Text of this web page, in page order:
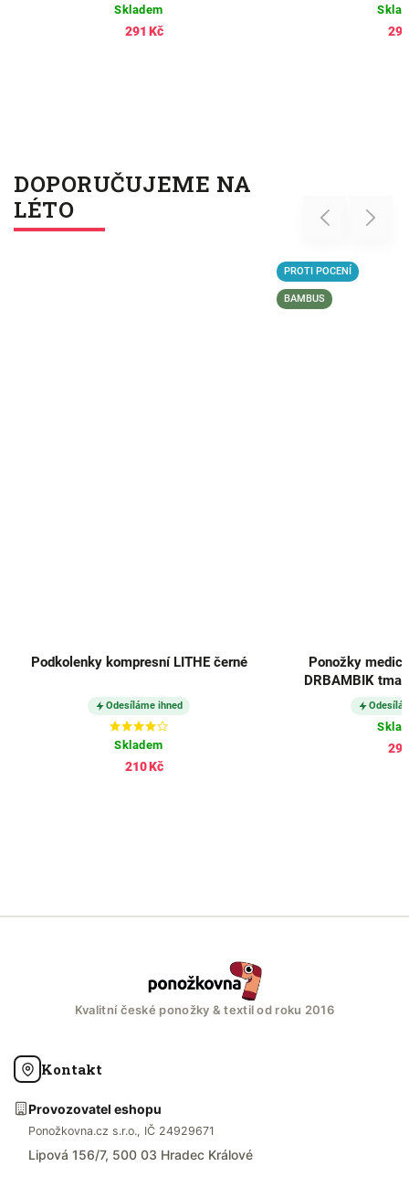
Skladem
291 Kč
DOPORUČUJEME NA
LÉTO
Previous
Podkolenky kompresní LITHE černé
Odesíláme ihned
Skladem
210 Kč
PROTI POCENÍ
BAMBUS
Ponožky
DRBAMBIK
Next
Kvalitní české ponožky & textil od roku 2016
Kontakt
Provozovatel eshopu
Ponožkovna.cz s.r.o., IČ 24929671
Lipová 156/7, 500 03 Hradec Králové